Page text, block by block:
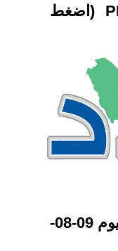
الاصدارات السابقة PDF (اضغط
تحميل PDF البلاد عدد اليوم 09-08-